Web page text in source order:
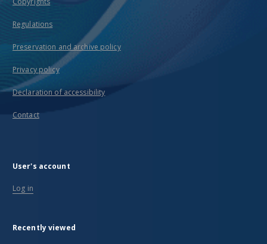
Regulations
Preservation and archive policy
Privacy policy
Declaration of accessibility
Contact
User's account
Log in
Recently viewed